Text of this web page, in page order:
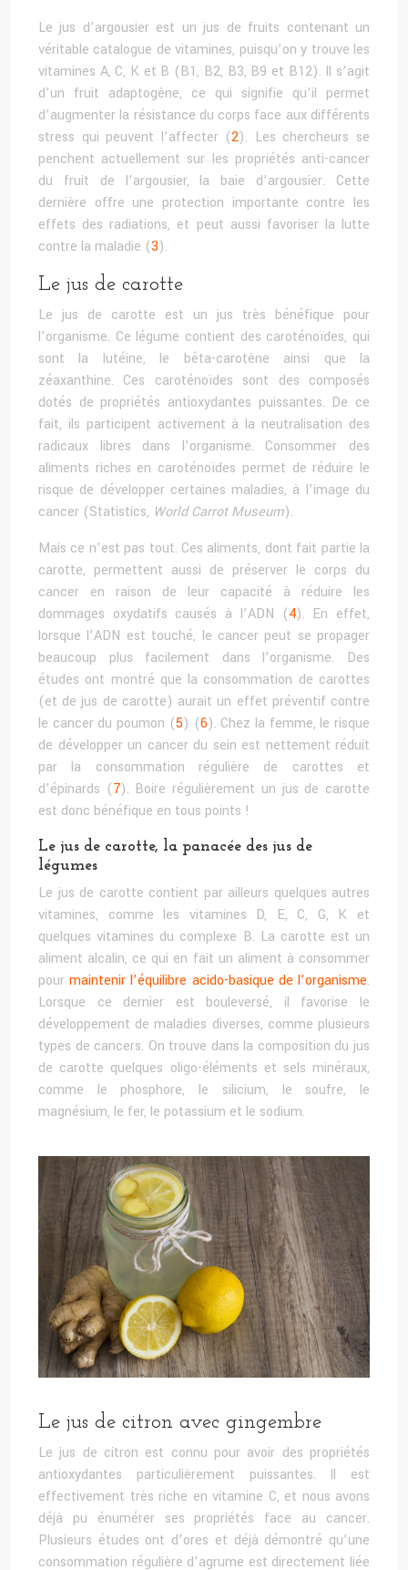
Le jus d’argousier est un jus de fruits contenant un
véritable catalogue de vitamines, puisqu’on y trouve les
vitamines A, C, K et B (B1, B2, B3, B9 et B12). Il s’agit
d’un fruit adaptogène, ce qui signifie qu’il permet
d’augmenter la résistance du corps face aux différents
stress qui peuvent l’affecter (2). Les chercheurs se
penchent actuellement sur les propriétés anti-cancer
du fruit de l’argousier, la baie d’argousier. Cette
dernière offre une protection importante contre les
effets des radiations, et peut aussi favoriser la lutte
contre la maladie (3).
Le jus de carotte
Le jus de carotte est un jus très bénéfique pour
l’organisme. Ce légume contient des caroténoïdes, qui
sont la lutéine, le bêta-carotène ainsi que la
zéaxanthine. Ces caroténoïdes sont des composés
dotés de propriétés antioxydantes puissantes. De ce
fait, ils participent activement à la neutralisation des
radicaux libres dans l’organisme. Consommer des
aliments riches en caroténoïdes permet de réduire le
risque de développer certaines maladies, à l’image du
cancer (Statistics, World Carrot Museum).
Mais ce n’est pas tout. Ces aliments, dont fait partie la
carotte, permettent aussi de préserver le corps du
cancer en raison de leur capacité à réduire les
dommages oxydatifs causés à l’ADN (4). En effet,
lorsque l’ADN est touché, le cancer peut se propager
beaucoup plus facilement dans l’organisme. Des
études ont montré que la consommation de carottes
(et de jus de carotte) aurait un effet préventif contre
le cancer du poumon (5) (6). Chez la femme, le risque
de développer un cancer du sein est nettement réduit
par la consommation régulière de carottes et
d’épinards (7). Boire régulièrement un jus de carotte
est donc bénéfique en tous points !
Le jus de carotte, la panacée des jus de
légumes
Le jus de carotte contient par ailleurs quelques autres
vitamines, comme les vitamines D, E, C, G, K et
quelques vitamines du complexe B. La carotte est un
aliment alcalin, ce qui en fait un aliment à consommer
pourmaintenir l’équilibre acido-basique de l’organisme.
Lorsque ce dernier est bouleversé, il favorise le
développement de maladies diverses, comme plusieurs
types de cancers. On trouve dans la composition du jus
de carotte quelques oligo-éléments et sels minéraux,
comme le phosphore, le silicium, le soufre, le
magnésium, le fer, le potassium et le sodium.
Le jus de citron avec gingembre
Le jus de citron est connu pour avoir des propriétés
antioxydantes particulièrement puissantes. Il est
effectivement très riche en vitamine C, et nous avons
déjà pu énumérer ses propriétés face au cancer.
Plusieurs études ont d’ores et déjà démontré qu’une
consommation régulière d’agrume est directement liée